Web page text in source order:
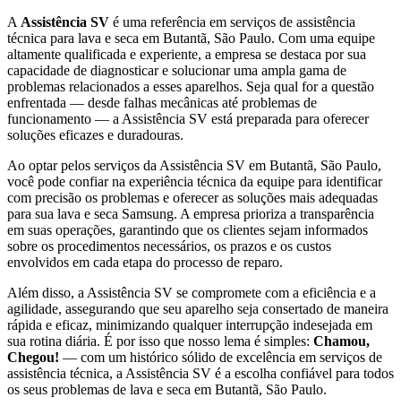
A Assistência SV é uma referência em serviços de assistência
técnica para lava e seca em Butantã, São Paulo. Com uma equipe
altamente qualificada e experiente, a empresa se destaca por sua
capacidade de diagnosticar e solucionar uma ampla gama de
problemas relacionados a esses aparelhos. Seja qual for a questão
enfrentada — desde falhas mecânicas até problemas de
funcionamento — a Assistência SV está preparada para oferecer
soluções eficazes e duradouras.
Ao optar pelos serviços da Assistência SV em Butantã, São Paulo,
você pode confiar na experiência técnica da equipe para identificar
com precisão os problemas e oferecer as soluções mais adequadas
para sua lava e seca Samsung. A empresa prioriza a transparência
em suas operações, garantindo que os clientes sejam informados
sobre os procedimentos necessários, os prazos e os custos
envolvidos em cada etapa do processo de reparo.
Além disso, a Assistência SV se compromete com a eficiência e a
agilidade, assegurando que seu aparelho seja consertado de maneira
rápida e eficaz, minimizando qualquer interrupção indesejada em
sua rotina diária. É por isso que nosso lema é simples: Chamou,
Chegou! — com um histórico sólido de excelência em serviços de
assistência técnica, a Assistência SV é a escolha confiável para todos
os seus problemas de lava e seca em Butantã, São Paulo.